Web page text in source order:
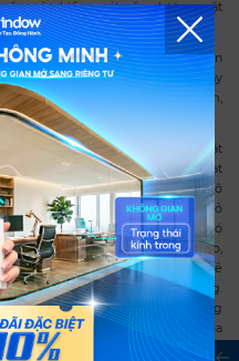
màu kiểm soát năng lượng mặt
cho “tòa nhà thông minh”.
trình biệt thự có kiến trúc hiện
cùng vận hành và hệ thống ray
lực kéo giúp cửa vận hành rất êm,
tốc độ đơn giản và độ bền cao.
– M với thiết kế phẳng cả bề mặt
nước, chống gỉ sét. Cửa hoạt
lớp lại với nhau giúp đóng mở vô
động cơ chỉ khoảng 400mm, nhỏ
cửa cuốn thông thường. Cửa có
ngoài đảm bảo độ kín nước cao,
nếu gặp vật cản, lập tức cửa sẽ
an toàn cho người hay vật sử dụng.
cơ sẽ tự động ngừng hoạt động
chọn tối ưu cho các công trình tòa
khách sạn hoặc những gia đình